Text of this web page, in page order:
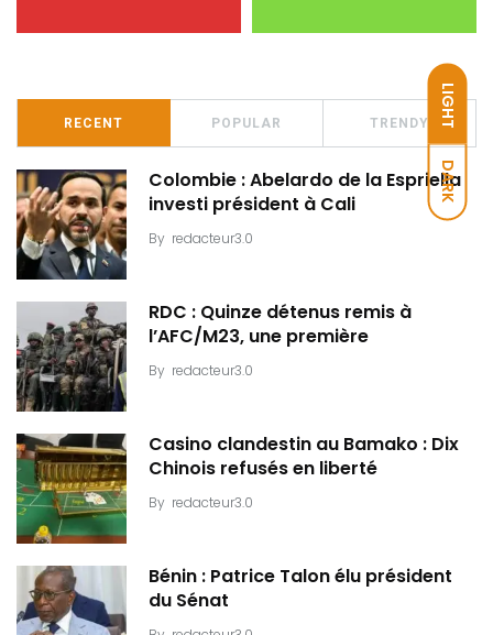
LIGHT
DARK
RECENT POPULAR TRENDY
Colombie : Abelardo de la Espriella
investi président à Cali
By redacteur3.0
RDC : Quinze détenus remis à
l’AFC/M23, une première
By redacteur3.0
Casino clandestin au Bamako : Dix
Chinois refusés en liberté
By redacteur3.0
Bénin : Patrice Talon élu président
du Sénat